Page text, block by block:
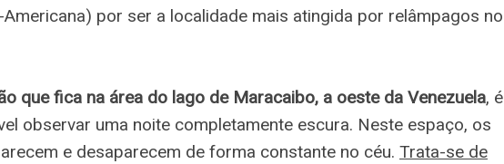
por ser a localidade mais atingida por relâmpagos no
que fica na área do lago de Maracaibo, a oeste da Venezuela, é
observar uma noite completamente escura. Neste espaço, os
e desaparecem de forma constante no céu. Trata-se de